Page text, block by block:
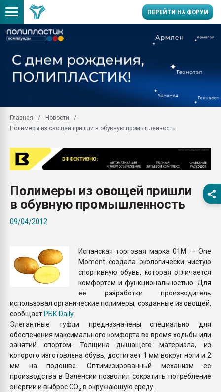
ПЕРЕЙТИ НА ФОРУМ
Вакуум-формовочные
28.07.2026
Всё, что касается
бутылок
Материал поверхности
вакуумного
ПЕРЕЙТИ НА
Главная
Новости
Полимеры из овощей пришли в обувную промышленность
Полимеры из овощей пришли
в обувную промышленность
09/04/2012
Испанская торговая марка 01М — One
Moment создала экологически чистую
спортивную обувь, которая отличается
комфортом и функциональностью. Для
ее разработки производитель
использовал органические полимеры, созданные из овощей,
сообщаетРБК Daily.
Элегантные туфли предназначены специально для
обеспечения максимального комфорта во время ходьбы или
занятий спортом. Толщина дышащего материала, из
которого изготовлена обувь, достигает 1 мм вокруг ноги и 2
мм на подошве. Оптимизированный механизм ее
производства в Валенсии позволил сократить потребление
энергии и выброс CO₂ в окружающую среду.